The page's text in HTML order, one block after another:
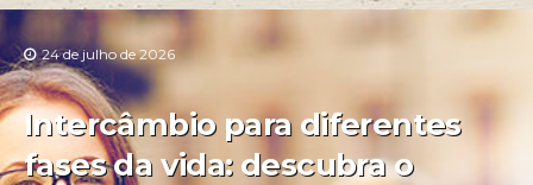
24 de julho de 2026
Intercâmbio para diferentes
fases da vida: descubra o